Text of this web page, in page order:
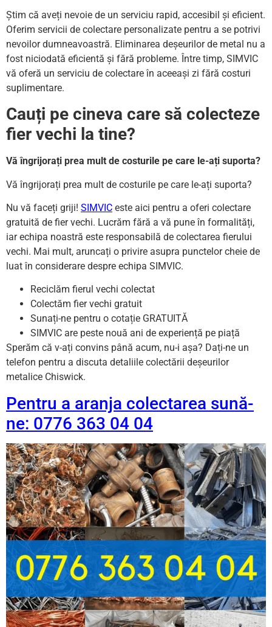
Știm că aveți nevoie de un serviciu rapid, accesibil și eficient.
Oferim servicii de colectare personalizate pentru a se potrivi
nevoilor dumneavoastră. Eliminarea deșeurilor de metal nu a
fost niciodată eficientă și fără probleme. Între timp, SIMVIC
vă oferă un serviciu de colectare în aceeași zi fără costuri
suplimentare.
Cauți pe cineva care să colecteze
fier vechi la tine?
Vă îngrijorați prea mult de costurile pe care le-ați suporta?
Vă îngrijorați prea mult de costurile pe care le-ați suporta?
Nu vă faceți griji! SIMVIC este aici pentru a oferi colectare
gratuită de fier vechi. Lucrăm fără a vă pune în formalități,
iar echipa noastră este responsabilă de colectarea fierului
vechi. Mai mult, aruncați o privire asupra punctelor cheie de
luat în considerare despre echipa SIMVIC.
Reciclăm fierul vechi colectat
Colectăm fier vechi gratuit
Sunați-ne pentru o cotație GRATUITĂ
SIMVIC are peste nouă ani de experiență pe piață
Sperăm că v-ați convins până acum, nu-i așa? Dați-ne un
telefon pentru a discuta detaliile colectării deșeurilor
metalice Chiswick.
Pentru a aranja colectarea sună-
ne: 0776 363 04 04